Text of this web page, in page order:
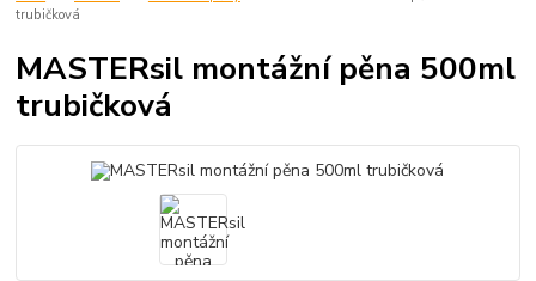
trubičková
MASTERsil montážní pěna 500ml
trubičková